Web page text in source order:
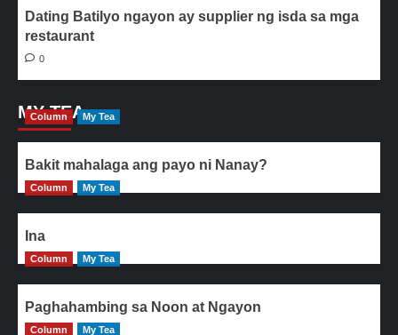
Dating Batilyo ngayon ay supplier ng isda sa mga
restaurant
0
MY TEA
Column My Tea
Bakit mahalaga ang payo ni Nanay?
Column My Tea
Ina
Column My Tea
Paghahambing sa Noon at Ngayon
Column My Tea